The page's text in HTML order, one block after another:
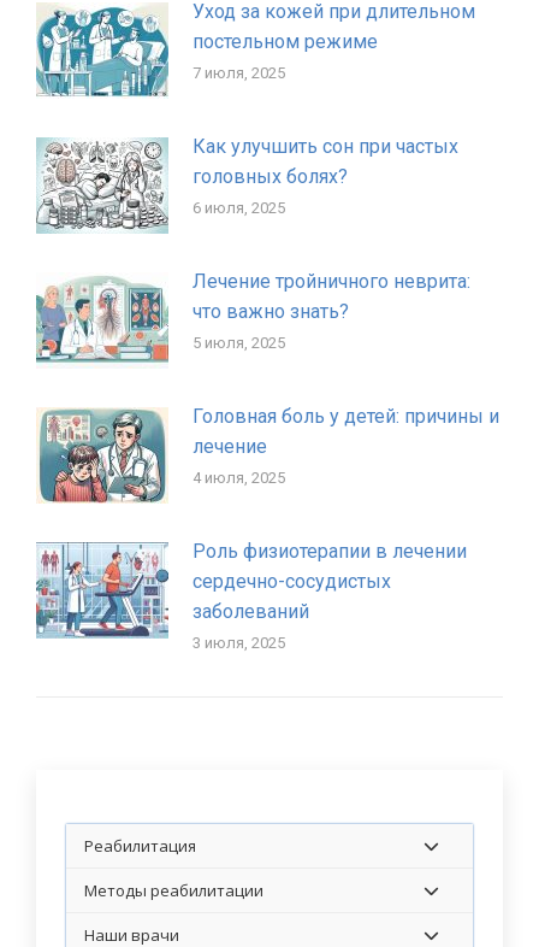
Уход за кожей при длительном
постельном режиме
7 июля, 2025
Как улучшить сон при частых
головных болях?
6 июля, 2025
Лечение тройничного неврита:
что важно знать?
5 июля, 2025
Головная боль у детей: причины и
лечение
4 июля, 2025
Роль физиотерапии в лечении
сердечно-сосудистых
заболеваний
3 июля, 2025
Реабилитация
Методы реабилитации
Наши врачи